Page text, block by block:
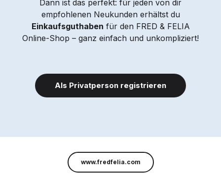
Dann ist das perfekt: für jeden von dir
empfohlenen Neukunden erhältst du
Einkaufsguthaben für den FRED & FELIA
Online-Shop – ganz einfach und unkompliziert!
Als Privatperson registrieren
www.fredfelia.com